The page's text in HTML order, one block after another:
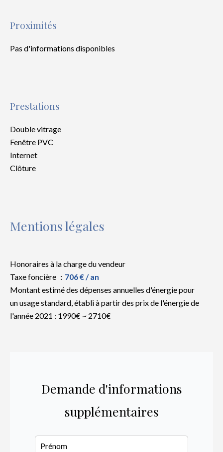
Proximités
Pas d'informations disponibles
Prestations
Double vitrage
Fenêtre PVC
Internet
Clôture
Mentions légales
Honoraires à la charge du vendeur
Taxe foncière
706 € / an
Montant estimé des dépenses annuelles d'énergie pour
un usage standard, établi à partir des prix de l'énergie de
l'année 2021 : 1990€ ~ 2710€
Demande d'informations
supplémentaires